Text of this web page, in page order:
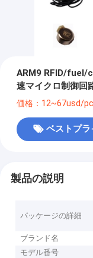
ARM9 RFID/fuel/
速マイクロ制御回
価格：12~67usd/pc
ベストプラ
製品の説明
パッケージの詳細
ブランド名
モデル番号